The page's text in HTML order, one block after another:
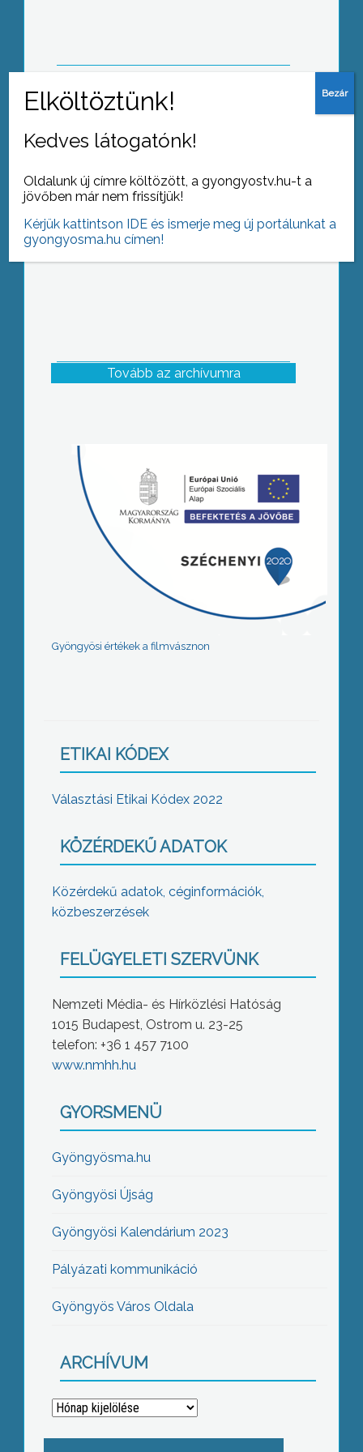
Nyílt nap a GyöngyHázban
Tovább az archívumra
Gyöngyösi értékek a filmvásznon
ETIKAI KÓDEX
Választási Etikai Kódex 2022
KÖZÉRDEKŰ ADATOK
Közérdekű adatok, céginformációk,
közbeszerzések
FELÜGYELETI SZERVÜNK
Nemzeti Média- és Hírközlési Hatóság
1015 Budapest, Ostrom u. 23-25
telefon: +36 1 457 7100
www.nmhh.hu
GYORSMENÜ
Gyöngyösma.hu
Gyöngyösi Újság
Gyöngyösi Kalendárium 2023
Pályázati kommunikáció
Gyöngyös Város Oldala
ARCHÍVUM
Archívum
Kedves látogatónk!
Oldalunk új címre költözött, a gyongyostv.hu-t a
jövőben már nem frissítjük!
Kérjük kattintson IDE és ismerje meg új portálunkat a
gyongyosma.hu címen!